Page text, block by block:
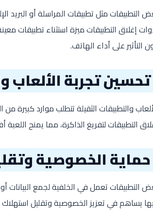
التطبيقات مثل تطبيقات المراسلة أو البريد
إغلاق التطبيقات ميزة استثناء تطبيقات
التأثير على أداء الهاتف.
تحسين تجربة الألعاب
والتطبيقات الثقيلة تتطلب موارد
التطبيقات لتفريغ الذاكرة، مما يمنح
حماية الخصوصية
التطبيقات تعمل في الخلفية لجمع البيانات
يساهم في تعزيز الخصوصية وتقليل